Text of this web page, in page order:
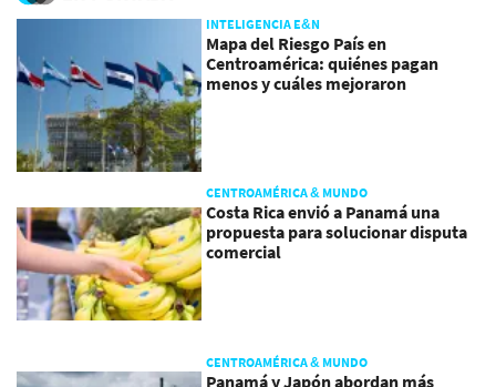
INTELIGENCIA E&N
Mapa del Riesgo País en
Centroamérica: quiénes pagan
menos y cuáles mejoraron
CENTROAMÉRICA & MUNDO
Costa Rica envió a Panamá una
propuesta para solucionar disputa
comercial
CENTROAMÉRICA & MUNDO
Panamá y Japón abordan más